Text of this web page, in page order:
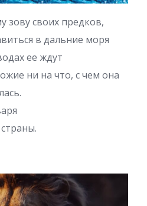
зову своих предков,
в дальние моря
ее ждут
ни на что, с чем она